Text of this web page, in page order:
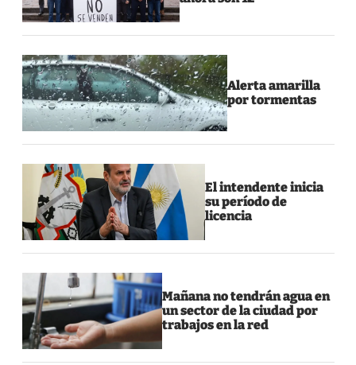
Alerta amarilla
por tormentas
El intendente inicia
su período de
licencia
Mañana no tendrán agua en
un sector de la ciudad por
trabajos en la red